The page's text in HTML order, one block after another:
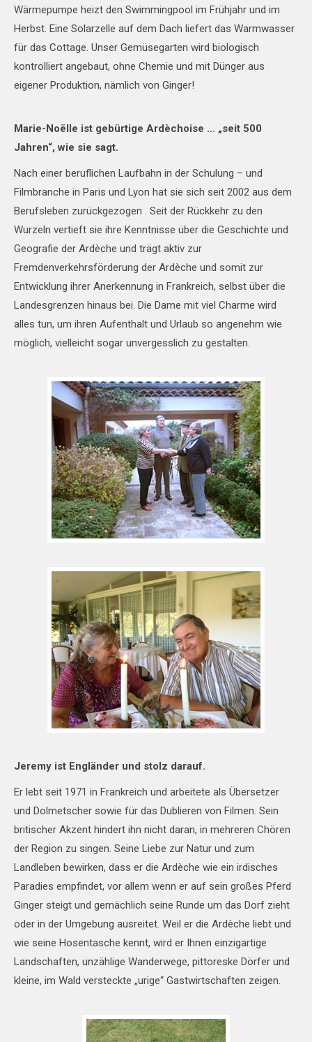
Wärmepumpe heizt den Swimmingpool im Frühjahr und im
Herbst. Eine Solarzelle auf dem Dach liefert das Warmwasser
für das Cottage. Unser Gemüsegarten wird biologisch
kontrolliert angebaut, ohne Chemie und mit Dünger aus
eigener Produktion, nämlich von Ginger!
Marie-Noëlle ist gebürtige Ardèchoise … „seit 500
Jahren“, wie sie sagt.
Nach einer beruflichen Laufbahn in der Schulung – und
Filmbranche in Paris und Lyon hat sie sich seit 2002 aus dem
Berufsleben zurückgezogen . Seit der Rückkehr zu den
Wurzeln vertieft sie ihre Kenntnisse über die Geschichte und
Geografie der Ardèche und trägt aktiv zur
Fremdenverkehrsförderung der Ardèche und somit zur
Entwicklung ihrer Anerkennung in Frankreich, selbst über die
Landesgrenzen hinaus bei. Die Dame mit viel Charme wird
alles tun, um ihren Aufenthalt und Urlaub so angenehm wie
möglich, vielleicht sogar unvergesslich zu gestalten.
Jeremy ist Engländer und stolz darauf.
Er lebt seit 1971 in Frankreich und arbeitete als Übersetzer
und Dolmetscher sowie für das Dublieren von Filmen. Sein
britischer Akzent hindert ihn nicht daran, in mehreren Chören
der Region zu singen. Seine Liebe zur Natur und zum
Landleben bewirken, dass er die Ardèche wie ein irdisches
Paradies empfindet, vor allem wenn er auf sein großes Pferd
Ginger steigt und gemächlich seine Runde um das Dorf zieht
oder in der Umgebung ausreitet. Weil er die Ardèche liebt und
wie seine Hosentasche kennt, wird er Ihnen einzigartige
Landschaften, unzählige Wanderwege, pittoreske Dörfer und
kleine, im Wald versteckte „urige“ Gastwirtschaften zeigen.